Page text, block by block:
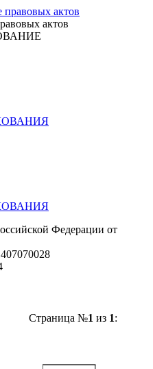
актов
Федерации от
Страница №1 из 1: